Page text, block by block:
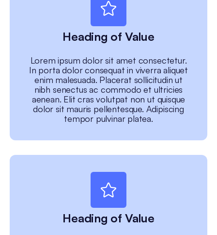
Heading of Value
Lorem ipsum dolor sit amet consectetur.
In porta dolor consequat in viverra aliquet
enim malesuada. Placerat sollicitudin ut
nibh senectus ac commodo et ultricies
aenean. Elit cras volutpat non ut quisque
dolor sit mauris pellentesque. Adipiscing
tempor pulvinar platea.
Heading of Value